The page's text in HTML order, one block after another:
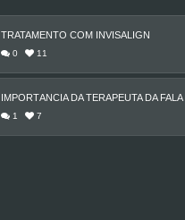
TRATAMENTO COM INVISALIGN
0 11
IMPORTÂNCIA DA TERAPEUTA DA FALA
1 7